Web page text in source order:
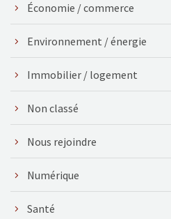
Économie / commerce
Environnement / énergie
Immobilier / logement
Non classé
Nous rejoindre
Numérique
Santé